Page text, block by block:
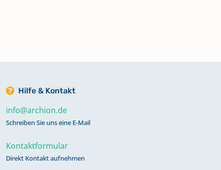
Hilfe & Kontakt
info@archion.de
Schreiben Sie uns eine E-Mail
Kontaktformular
Direkt Kontakt aufnehmen